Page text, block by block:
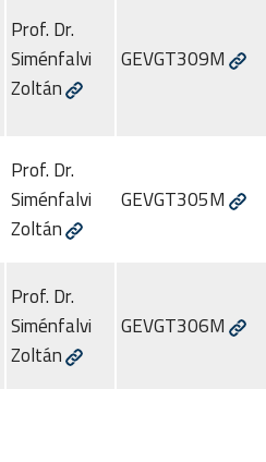
Prof. Dr.
Siménfalvi
Zoltán
GEVGT309M
Prof. Dr.
Siménfalvi
Zoltán
GEVGT305M
Prof. Dr.
Siménfalvi
Zoltán
GEVGT306M